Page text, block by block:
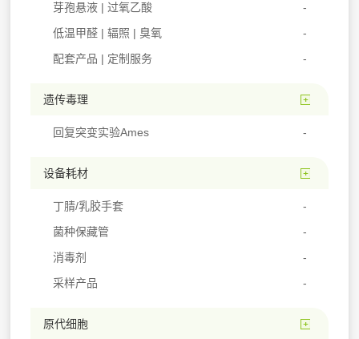
芽孢悬液 | 过氧乙酸
低温甲醛 | 辐照 | 臭氧
配套产品 | 定制服务
遗传毒理
回复突变实验Ames
设备耗材
丁腈/乳胶手套
菌种保藏管
消毒剂
采样产品
原代细胞